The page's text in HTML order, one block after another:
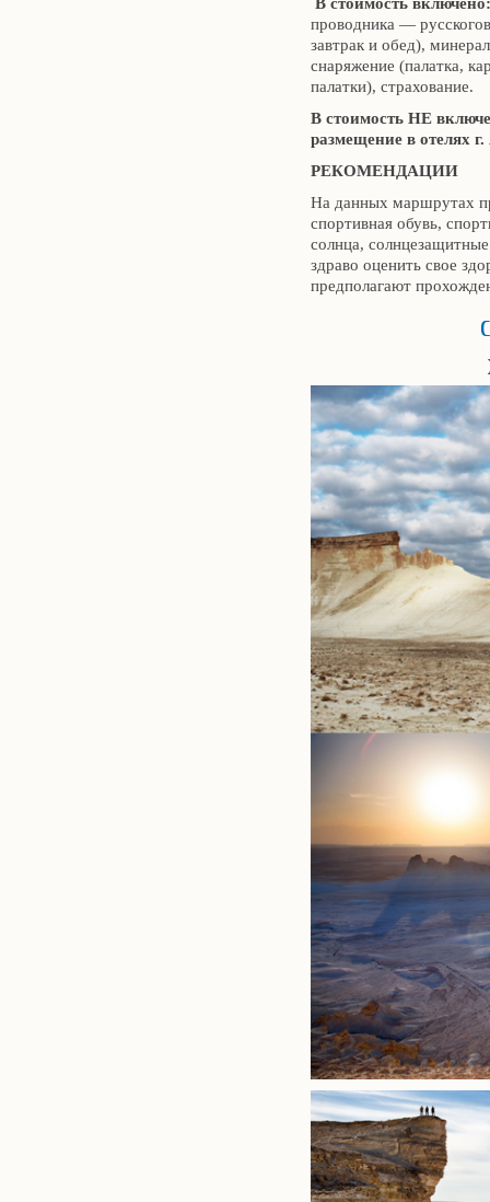
проводника —
завтрак и обед),
снаряжение (палатка,
палатки), страхование.
В стоимость НЕ
размещение в отелях
РЕКОМЕНДАЦИИ
На данных маршрутах
спортивная обувь,
солнца,
здраво оценить свое
предполагают